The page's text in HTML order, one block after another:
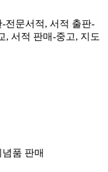
전문서적, 서적 출판-
, 서적 판매-중고, 지도
품 판매